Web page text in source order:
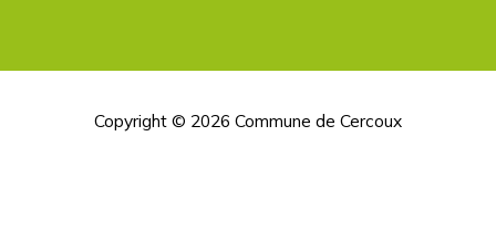
Copyright © 2026 Commune de Cercoux